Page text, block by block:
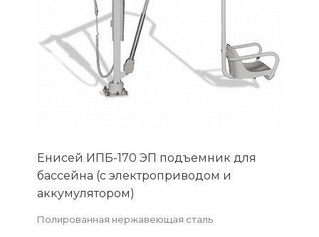
Енисей ИПБ-170 ЭП подъемник для
бассейна (с электроприводом и
аккумулятором)
Полированная нержавеющая сталь